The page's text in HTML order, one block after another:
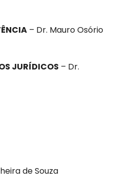
– Dr. Mauro Osório
JURÍDICOS – Dr.
de Souza